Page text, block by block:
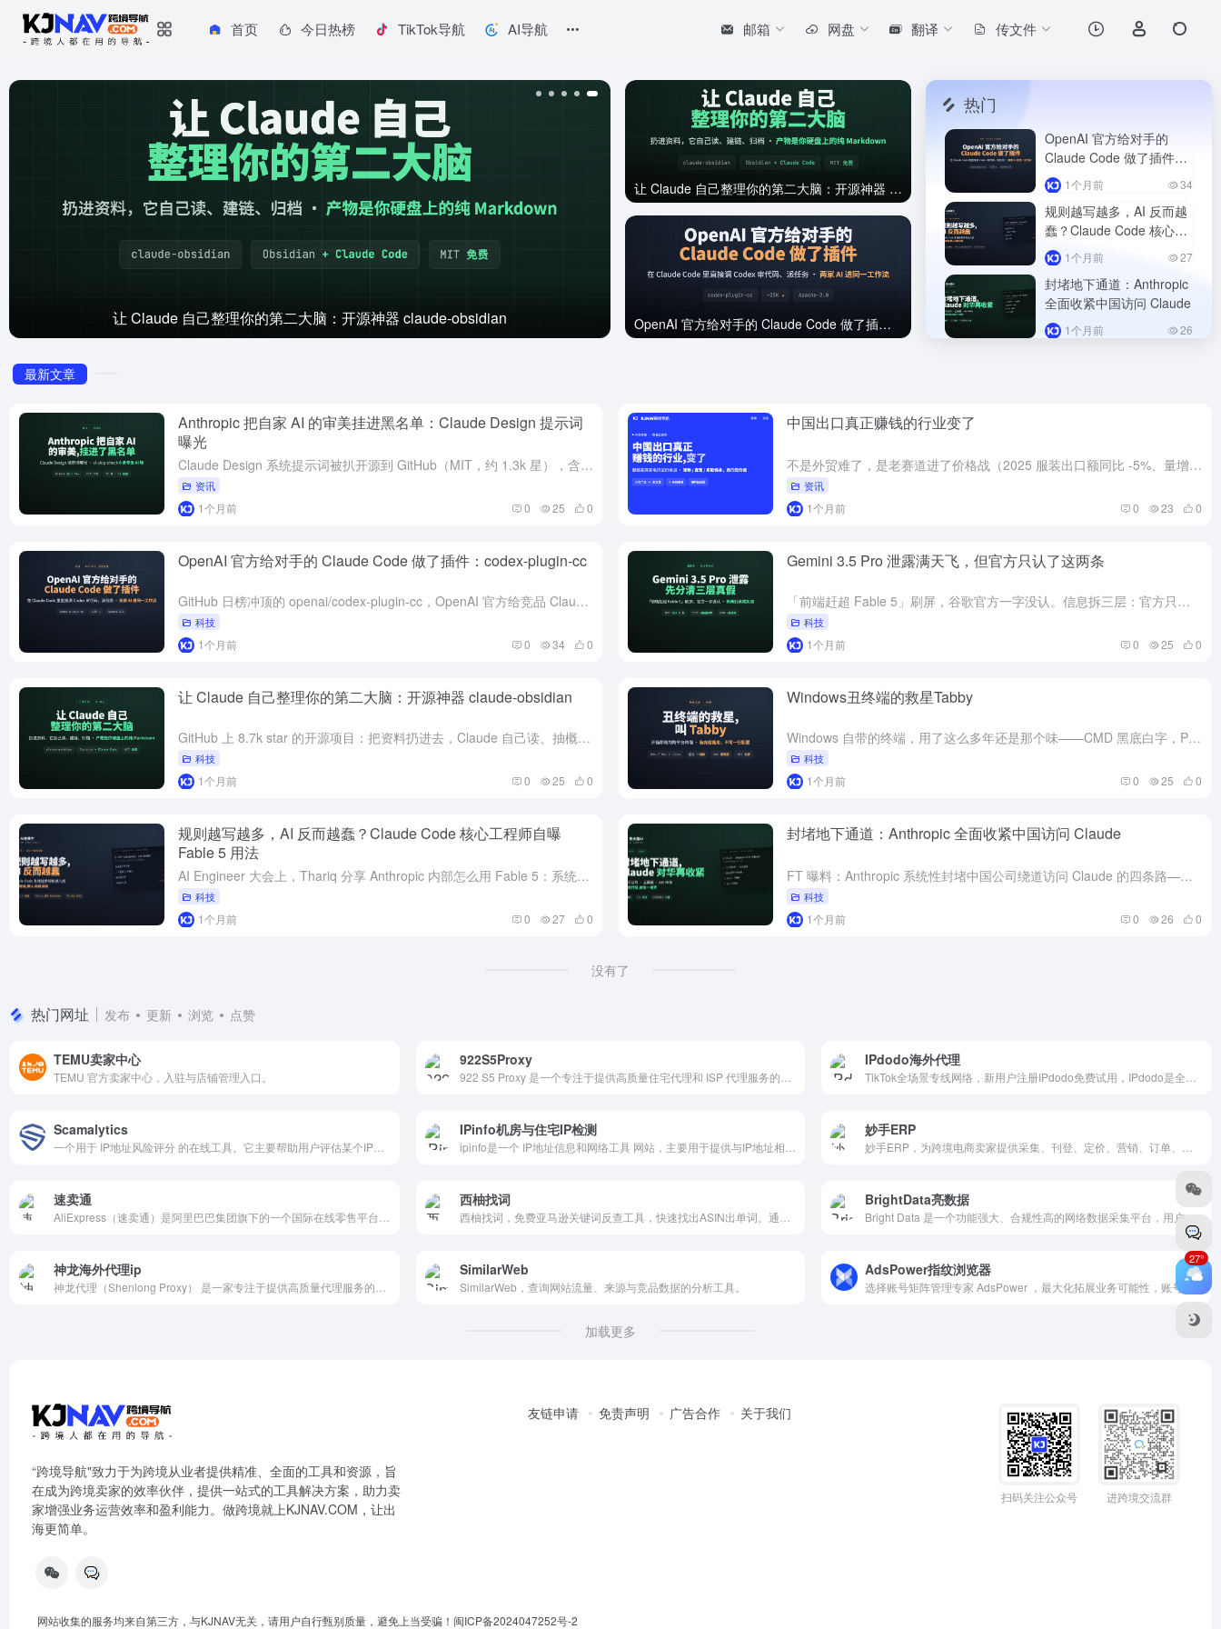
首页 今日热榜 TikTok导航 AI导航 邮箱 网盘 翻译 传文件
让 Claude 自己整理你的第二大脑：开源神器 claude-obsidian
Anthropic 把自家 AI 的审美挂进黑名单：Claude Design 提示词曝
让 Claude 自己整理你的第二大脑：开源神器 claude-obsidian
OpenAI 官方给对手的 Claude Code 做了插件：codex-plugin-cc
热门
OpenAI 官方给对手的
Claude Code 做了插件：
codex-plugin-cc
1个月前 34
规则越写越多，AI 反而越
蠢？Claude Code 核心工
程师自曝 Fable 5 用法
1个月前 27
封堵地下通道：Anthropic
全面收紧中国访问 Claude
1个月前 26
1个月前 25
让 Claude 自己整理你的
最新文章
Anthropic 把自家 AI 的审美挂进黑名单：Claude Design 提示词
曝光
Claude Design 系统提示词被扒开源到 GitHub（MIT，约 1.3k 星），含 ai-slop-check「AI 味检测器」9 条。最狠的第 9 条查的是 Claude 自己最爱的默认...
资讯
1个月前 0 25 0
中国出口真正赚钱的行业变了
不是外贸难了，是老赛道进了价格战（2025 服装出口额同比 -5%、量增价减加剧）。方向没错——宠物、露营、家庭健身，卖的是价值而非低价；但 2025 数据更冷静：连宠物食品都转量增价跌，整体在降速...
资讯
1个月前 0 23 0
OpenAI 官方给对手的 Claude Code 做了插件：codex-plugin-cc
GitHub 日榜冲顶的 openai/codex-plugin-cc，OpenAI 官方给竞品 Claude Code 做的插件——一条命令调 Codex 审代码、派任务。约 25K star、Ap...
科技
1个月前 0 34 0
Gemini 3.5 Pro 泄露满天飞，但官方只认了这两条
「前端赶超 Fable 5」刷屏，谷歌官方一字没认。信息拆三层：官方只认 3.5 Flash 已上线、Pro 下月推出；跳票、前端封神、7/17 全是传闻，7/17 还是 Polymarket 赌盘数...
科技
1个月前 0 25 0
让 Claude 自己整理你的第二大脑：开源神器 claude-obsidian
GitHub 上 8.7k star 的开源项目：把资料扔进去，Claude 自己读、抽概念、建链接，归档成纯 Markdown 知识库，还能记住上次、自主做研究。靠 Claude Code 跑，MI...
科技
1个月前 0 25 0
Windows丑终端的救星Tabby
Windows 自带的终端，用了这么多年还是那个味——CMD 黑底白字，PowerShell 蓝底白字，字体锯齿，没有标签页。想换个顺手的，一圈找下来，很多方案都要你先写一晚上配置。直到遇到 Tabb...
科技
1个月前 0 25 0
规则越写越多，AI 反而越蠢？Claude Code 核心工程师自曝
Fable 5 用法
AI Engineer 大会上，Thariq 分享 Anthropic 内部怎么用 Fable 5：系统提示词砍掉八成、把禁令换成上下文引导、让 AI 反过来面试你。模型越强，提示词反而越该短。
科技
1个月前 0 27 0
封堵地下通道：Anthropic 全面收紧中国访问 Claude
FT 曝料：Anthropic 系统性封堵中国公司绕道访问 Claude 的四条路——个人海外号+报销、新加坡子公司、Azure 云跳板、API 中转。与阿里 7/10 反向禁令对撞，双向脱钩在闭环。
科技
1个月前 0 26 0
没有了
热门网址 发布 更新 浏览 点赞
TEMU卖家中心
TEMU 官方卖家中心，入驻与店铺管理入口。
922S5Proxy IPdodo海外代理
Scamalytics IPinfo机房与住宅IP检测 妙手ERP
速卖通 西柚找词 BrightData亮数据
Bright Data 是一个功能强大、合规性高的网络数据采集平台，用户可以通过其代理网络和数据采集工具，高效、安全地获取各种在线数据。
神龙海外代理ip SimilarWeb
SimilarWeb，查询网站流量、来源与竞品数据的分析工具。
AdsPower指纹浏览器
加载更多
“跨境导航"致力于为跨境从业者提供精准、全面的工具和资源，旨
在成为跨境卖家的效率伙伴，提供一站式的工具解决方案，助力卖
家增强业务运营效率和盈利能力。做跨境就上KJNAV.COM，让出
海更简单。
友链申请 免责声明 广告合作 关于我们
扫码关注公众号 进跨境交流群
网站收集的服务均来自第三方，与KJNAV无关，请用户自行甄别质量，避免上当受骗！ 闽ICP备2024047252号-2
27°